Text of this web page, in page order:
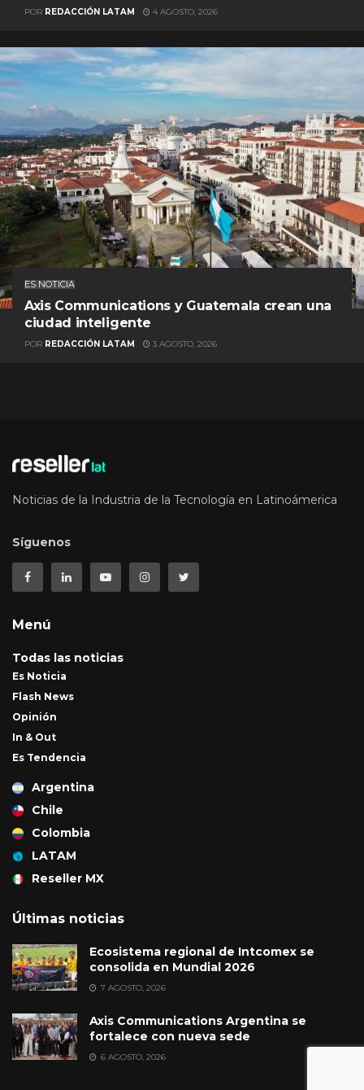
POR REDACCIÓN LATAM 4 AGOSTO, 2026
ES NOTICIA
Axis Communications y Guatemala crean una
ciudad inteligente
POR REDACCIÓN LATAM 3 AGOSTO, 2026
Noticias de la Industria de la Tecnología en Latinoámerica
Síguenos
Menú
Todas las noticias
Es Noticia
Flash News
Opinión
In & Out
Es Tendencia
Argentina
Chile
Colombia
LATAM
Reseller MX
Últimas noticias
Ecosistema regional de Intcomex se
consolida en Mundial 2026
7 AGOSTO, 2026
Axis Communications Argentina se
fortalece con nueva sede
6 AGOSTO, 2026